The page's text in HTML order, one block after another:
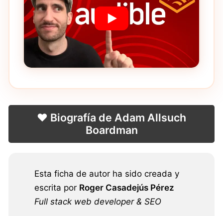
❤️ Biografía de Adam Allsuch
Boardman
Esta ficha de autor ha sido creada y
escrita por Roger Casadejús Pérez
Full stack web developer & SEO